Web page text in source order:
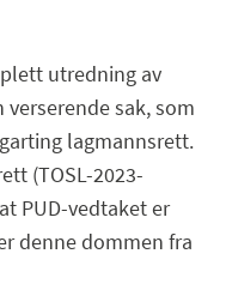
utredning av
sak, som
lagmannsrett.
(TOSL-2023-
PUD-vedtaket er
denne dommen fra